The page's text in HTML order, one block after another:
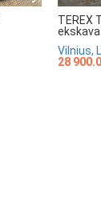
TEREX
Vilnius,
28